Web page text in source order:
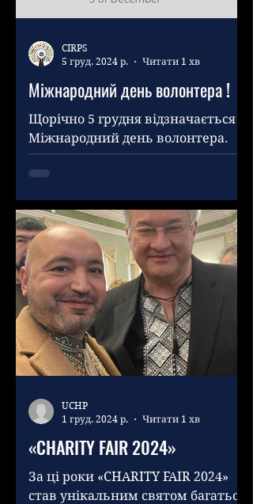
Міжнародний день волонтера !
Щорічно 5 грудня відзначається
Міжнародний день волонтера.
Цей день є унікальною нагодою
подякувати всім зусиллям
CIRPS
5 груд. 2024 р.
Читати 1 хв
«CHARITY FAIR 2024»
За ці роки «CHARITY FAIR 2024»
став унікальним святом багатьох
UCHP
1 груд. 2024 р.
Читати 1 хв